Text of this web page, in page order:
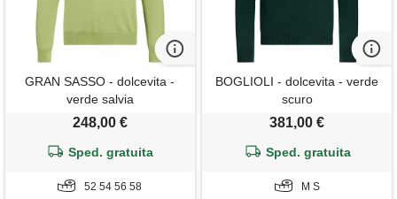
GRAN SASSO - dolcevita -
verde salvia
248,00 €
Sped. gratuita
52 54 56 58
BOGLIOLI - dolcevita - verde
scuro
381,00 €
Sped. gratuita
M S